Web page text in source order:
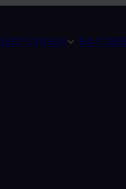
LEISTUNGEN